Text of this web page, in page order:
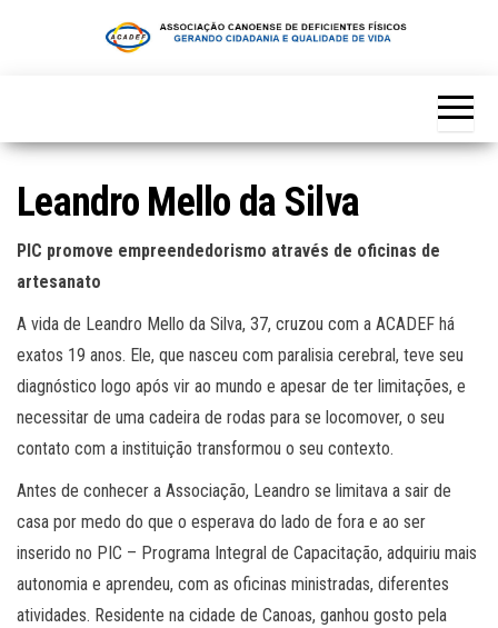
Leandro Mello da Silva
PIC promove empreendedorismo através de oficinas de
artesanato
A vida de Leandro Mello da Silva, 37, cruzou com a ACADEF há
exatos 19 anos. Ele, que nasceu com paralisia cerebral, teve seu
diagnóstico logo após vir ao mundo e apesar de ter limitações, e
necessitar de uma cadeira de rodas para se locomover, o seu
contato com a instituição transformou o seu contexto.
Antes de conhecer a Associação, Leandro se limitava a sair de
casa por medo do que o esperava do lado de fora e ao ser
inserido no PIC – Programa Integral de Capacitação, adquiriu mais
autonomia e aprendeu, com as oficinas ministradas, diferentes
atividades. Residente na cidade de Canoas, ganhou gosto pela